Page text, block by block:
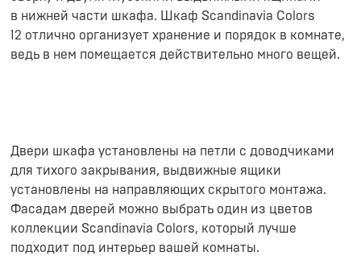
в нижней части шкафа. Шкаф Scandinavia Colors
12 отлично организует хранение и порядок в комнате,
ведь в нем помещается действительно много вещей.
Двери шкафа установлены на петли с доводчиками
для тихого закрывания, выдвижные ящики
установлены на направляющих скрытого монтажа.
Фасадам дверей можно выбрать один из цветов
коллекции Scandinavia Colors, который лучше
подходит под интерьер вашей комнаты.